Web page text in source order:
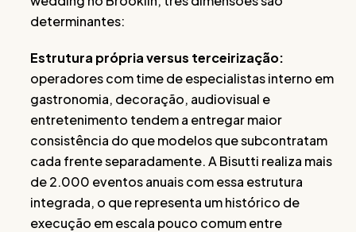
determinantes:
Estrutura própria versus terceirização:
operadores com time de especialistas interno em
gastronomia, decoração, audiovisual e
entretenimento tendem a entregar maior
consistência do que modelos que subcontratam
cada frente separadamente. A Bisutti realiza mais
de 2.000 eventos anuais com essa estrutura
integrada, o que representa um histórico de
execução em escala pouco comum entre